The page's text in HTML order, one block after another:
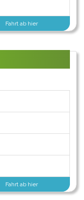
Fahrt ab hier
Fahrt ab hier